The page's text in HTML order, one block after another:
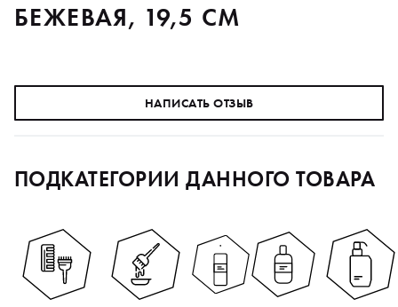
БЕЖЕВАЯ, 19,5 СМ
НАПИСАТЬ ОТЗЫВ
ПОДКАТЕГОРИИ ДАННОГО ТОВАРА